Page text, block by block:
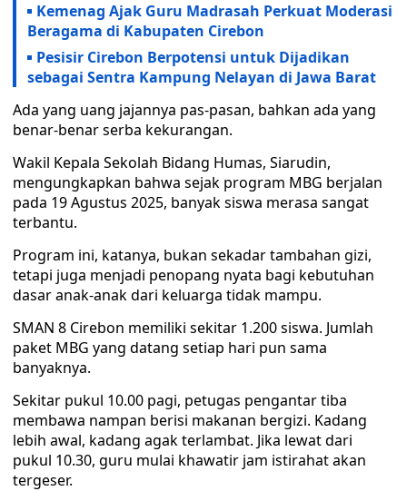
Kemenag Ajak Guru Madrasah Perkuat Moderasi
Beragama di Kabupaten Cirebon
Pesisir Cirebon Berpotensi untuk Dijadikan
sebagai Sentra Kampung Nelayan di Jawa Barat
Ada yang uang jajannya pas-pasan, bahkan ada yang
benar-benar serba kekurangan.
Wakil Kepala Sekolah Bidang Humas, Siarudin,
mengungkapkan bahwa sejak program MBG berjalan
pada 19 Agustus 2025, banyak siswa merasa sangat
terbantu.
Program ini, katanya, bukan sekadar tambahan gizi,
tetapi juga menjadi penopang nyata bagi kebutuhan
dasar anak-anak dari keluarga tidak mampu.
SMAN 8 Cirebon memiliki sekitar 1.200 siswa. Jumlah
paket MBG yang datang setiap hari pun sama
banyaknya.
Sekitar pukul 10.00 pagi, petugas pengantar tiba
membawa nampan berisi makanan bergizi. Kadang
lebih awal, kadang agak terlambat. Jika lewat dari
pukul 10.30, guru mulai khawatir jam istirahat akan
tergeser.